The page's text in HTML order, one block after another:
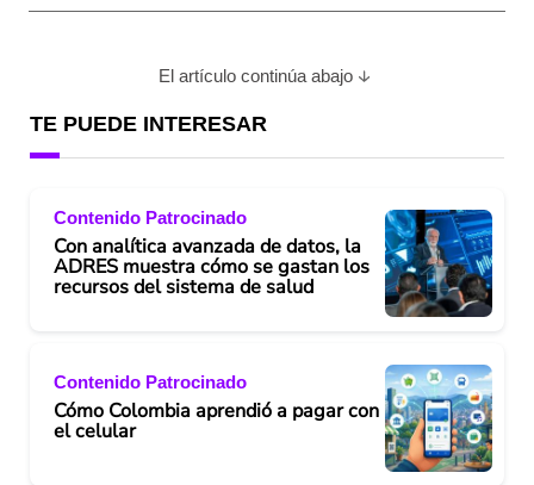
El artículo continúa abajo
TE PUEDE INTERESAR
Contenido Patrocinado
Con analítica avanzada de datos, la
ADRES muestra cómo se gastan los
recursos del sistema de salud
Contenido Patrocinado
Cómo Colombia aprendió a pagar con
el celular